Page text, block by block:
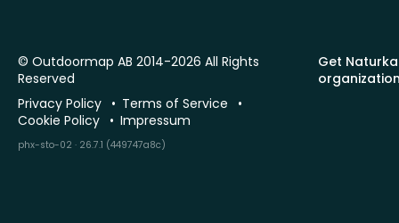
Get
© Outdoormap AB 2014-2026 All Rights
Reserved
Privacy Policy
Terms of Service
Cookie Policy
Impressum
phx-sto-02 · 26.7.1 (449747a8c)